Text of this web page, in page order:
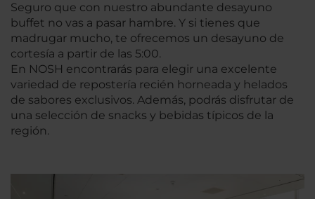
Seguro que con nuestro abundante desayuno
buffet no vas a pasar hambre. Y si tienes que
madrugar mucho, te ofrecemos un desayuno de
cortesía a partir de las 5:00.
En NOSH encontrarás para elegir una excelente
variedad de repostería recién horneada y helados
de sabores exclusivos. Además, podrás disfrutar de
una selección de snacks y bebidas típicos de la
región.